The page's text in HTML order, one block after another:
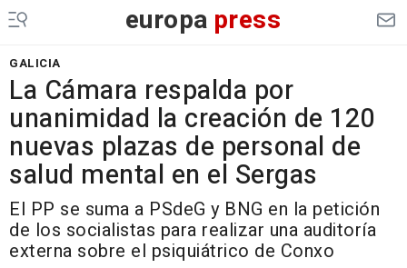
europa press
GALICIA
La Cámara respalda por
unanimidad la creación de 120
nuevas plazas de personal de
salud mental en el Sergas
El PP se suma a PSdeG y BNG en la petición
de los socialistas para realizar una auditoría
externa sobre el psiquiátrico de Conxo